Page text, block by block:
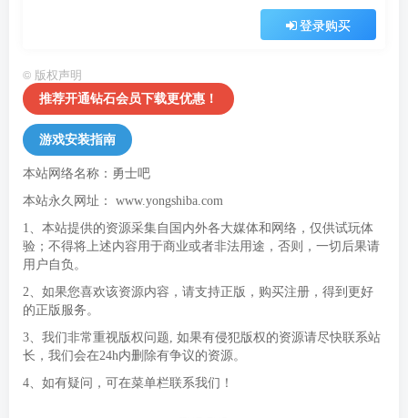
登录购买
© 版权声明
推荐开通钻石会员下载更优惠！
游戏安装指南
本站网络名称：勇士吧
本站永久网址： www.yongshiba.com
1、本站提供的资源采集自国内外各大媒体和网络，仅供试玩体
验；不得将上述内容用于商业或者非法用途，否则，一切后果请
用户自负。
2、如果您喜欢该资源内容，请支持正版，购买注册，得到更好
的正版服务。
3、我们非常重视版权问题, 如果有侵犯版权的资源请尽快联系站
长，我们会在24h内删除有争议的资源。
4、如有疑问，可在菜单栏联系我们！